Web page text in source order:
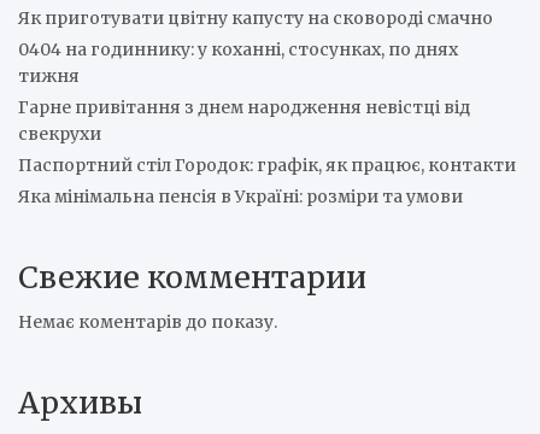
Як приготувати цвітну капусту на сковороді смачно
0404 на годиннику: у коханні, стосунках, по днях
тижня
Гарне привітання з днем народження невістці від
свекрухи
Паспортний стіл Городок: графік, як працює, контакти
Яка мінімальна пенсія в Україні: розміри та умови
Свежие комментарии
Немає коментарів до показу.
Архивы